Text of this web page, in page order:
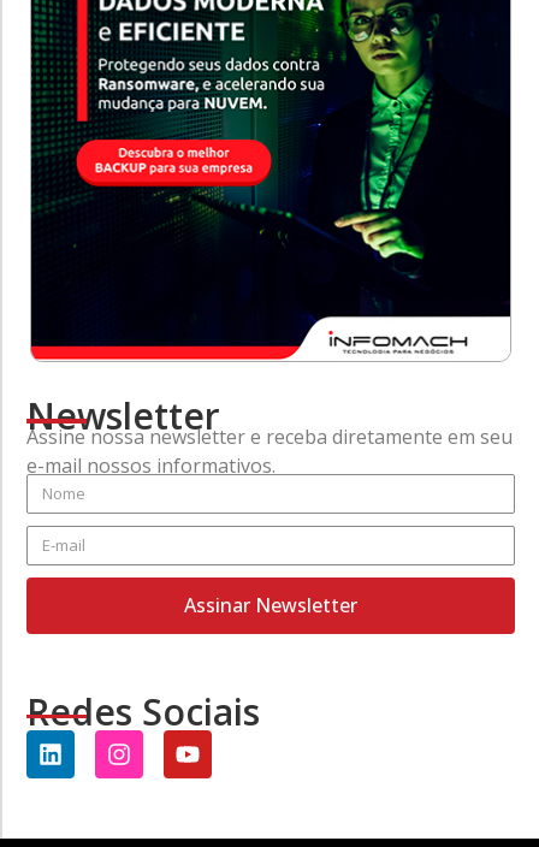
Newsletter
Assine nossa newsletter e receba diretamente em seu
e-mail nossos informativos.
Assinar Newsletter
Redes Sociais